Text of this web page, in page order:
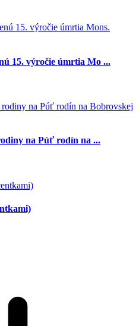
15. výročie úmrtia Mo ...
na Púť rodín na ...